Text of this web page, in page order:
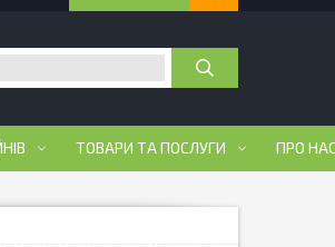
ТОВАРИ ТА ПОСЛУГИ ПРО